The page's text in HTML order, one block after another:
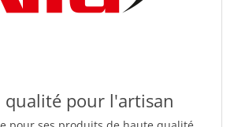
qualité pour l'artisan